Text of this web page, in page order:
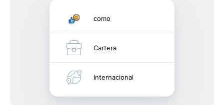
como
Cartera
Internacional